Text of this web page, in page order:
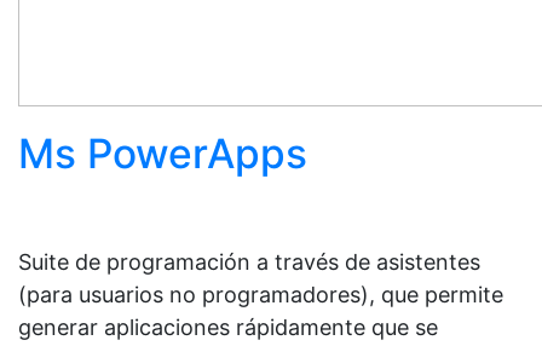
Ms PowerApps
Suite de programación a través de asistentes
(para usuarios no programadores), que permite
generar aplicaciones rápidamente que se